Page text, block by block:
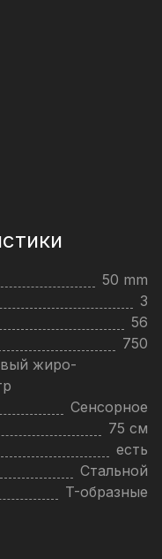
50 mm
3
56
750
жиро-
Сенсорное
75 см
есть
Стальной
T-образные